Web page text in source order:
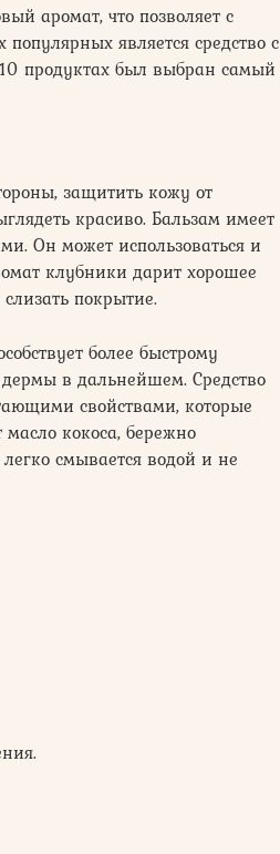
аромат, что позволяет с
является средство с
продуктах был выбран самый
защитить кожу от
красиво. Бальзам имеет
Он может использоваться и
клубники дарит хорошее
покрытие.
более быстрому
в дальнейшем. Средство
свойствами, которые
кокоса, бережно
смывается водой и не